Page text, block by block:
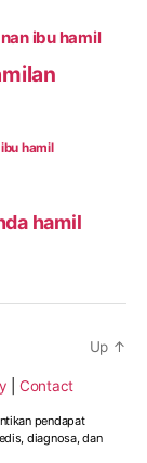
ibu hamil
hamil
hamil
Contact
Up ↑
pendapat
diagnosa, dan